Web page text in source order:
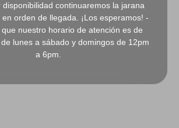
disponibilidad continuaremos la jarana
orden de llegada. ¡Los esperamos! -
nuestro horario de atención es de
lunes a sábado y domingos de 12pm
a 6pm.